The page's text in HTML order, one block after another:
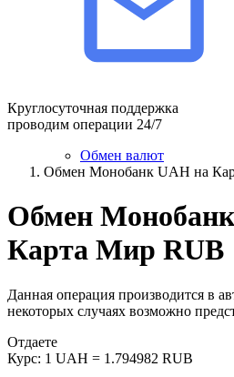
Круглосуточная поддержка
проводим операции 24/7
Обмен валют
Обмен Монобанк UAH на
Обмен
Карта Мир RUB
Данная операция производится в
некоторых случаях возможно
Отдаете
Курс: 1 UAH = 1.794982 RUB